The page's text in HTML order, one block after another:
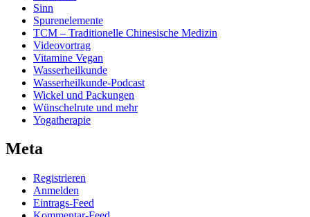
Sinn
Spurenelemente
TCM – Traditionelle Chinesische Medizin
Videovortrag
Vitamine Vegan
Wasserheilkunde
Wasserheilkunde-Podcast
Wickel und Packungen
Wünschelrute und mehr
Yogatherapie
Meta
Registrieren
Anmelden
Eintrags-Feed